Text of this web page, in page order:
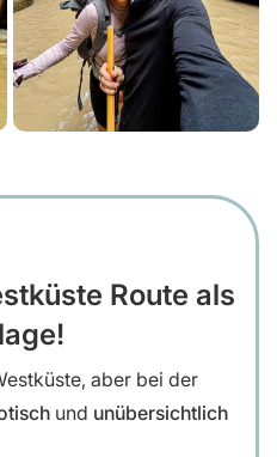
Route als
aber bei der
und unübersichtlich